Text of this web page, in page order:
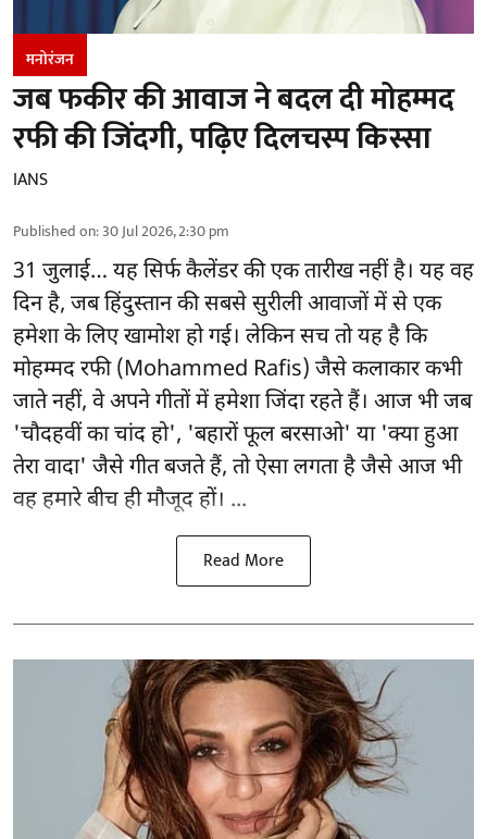
मनोरंजन
जब फकीर की आवाज ने बदल दी मोहम्मद
रफी की जिंदगी, पढ़िए दिलचस्प किस्सा
IANS
Published on:30 Jul 2026, 2:30 pm
31 जुलाई… यह सिर्फ कैलेंडर की एक तारीख नहीं है। यह वह
दिन है, जब हिंदुस्तान की सबसे सुरीली आवाजों में से एक
हमेशा के लिए खामोश हो गई। लेकिन सच तो यह है कि
मोहम्मद रफी (Mohammed Rafis) जैसे कलाकार कभी
जाते नहीं, वे अपने गीतों में हमेशा जिंदा रहते हैं। आज भी जब
'चौदहवीं का चांद हो', 'बहारों फूल बरसाओ' या 'क्या हुआ
तेरा वादा' जैसे गीत बजते हैं, तो ऐसा लगता है जैसे आज भी
वह हमारे बीच ही मौजूद हों। ...
Read More